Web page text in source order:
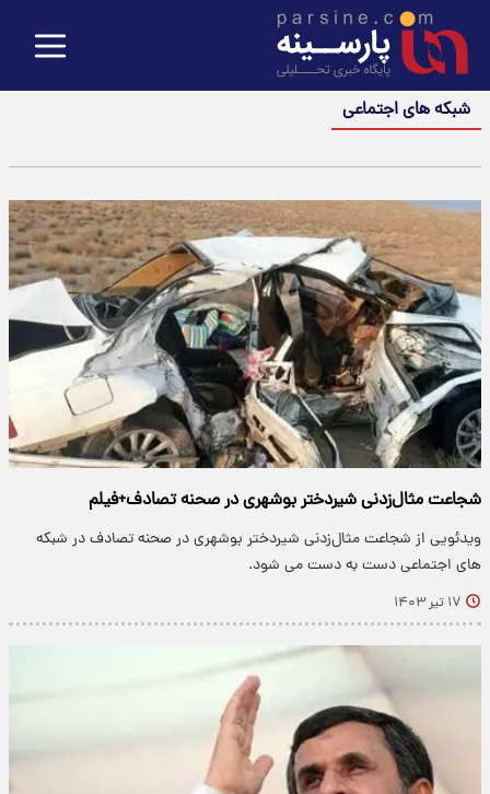
شبکه های اجتماعی
شجاعت مثال‌زدنی شیردختر بوشهری در صحنه تصادف+فیلم
ویدئویی از شجاعت مثال‌زدنی شیردختر بوشهری در صحنه تصادف در شبکه
های اجتماعی دست به دست می شود.
۱۷ تیر ۱۴۰۳